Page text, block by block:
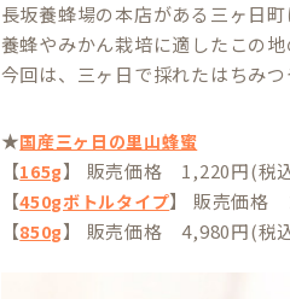
長坂養蜂場の本店がある三ヶ日
養蜂やみかん栽培に適したこの
今回は、三ヶ日で採れたはちみ
★国産三ヶ日の里山蜂蜜
【165g】 販売価格 1,220円(税
【450gボトルタイプ】 販売価格
【850g】 販売価格 4,980円(税